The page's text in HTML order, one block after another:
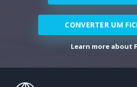
CONVERTER UM
Learn more about